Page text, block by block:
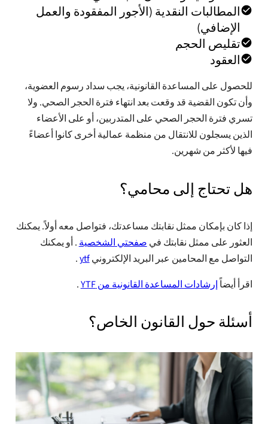
المطالبات النقدية (الأجور المفقودة والعمل
الإضافي)
تقليص الحجم
العقود
للحصول على المساعدة القانونية، يجب سداد رسوم العضوية،
وأن تكون القضية قد وقعت بعد انتهاء فترة الحجر الصحي. ولا
تسري فترة الحجر الصحي على المتدربين، أو على الأعضاء
الذين يسجلون للانتقال من منظمة عمالية أخرى كانوا أعضاءً
فيها لأكثر من شهرين.
هل تحتاج إلى محامي؟
إذا كان بإمكان ممثل نقابتك مساعدتك، فتواصل معه أولاً. يمكنك
العثور على ممثل نقابتك في صفحتي الشخصية . أو يمكنك
التواصل مع المحامين عبر البريد الإلكترونيytf
.
اقرأ أيضاًإرشادات المساعدة القانونية من YTF .
أسئلة حول القانون الخاص؟